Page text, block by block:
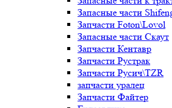
Запасные части
Запчасти Foton\Lovol
Запасные части Скаут
Запчасти Кентавр
Запчасти Рустрак
Запчасти Русич\TZR
запчасти уралец
Запчасти Файтер